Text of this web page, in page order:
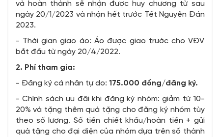
và hoàn thành sẽ nhận được huy chương từ sau
ngày 20/1/2023 và nhận hết trước Tết Nguyên Đán
2023.
- Thời gian giao áo: Áo được giao trước cho VĐV
bắt đầu từ ngày 20/4/2022.
2. Phí tham gia:
- Đăng ký cá nhân tự do: 175.000 đồng/đăng ký.
- Chính sách ưu đãi khi đăng ký nhóm: giảm từ 10-
20% và tặng thêm quà tặng cho đăng ký nhóm tùy
theo số lượng. Số tiền chiết khấu/hoàn tiền + gửi
quà tặng cho đại diện của nhóm dựa trên số thành